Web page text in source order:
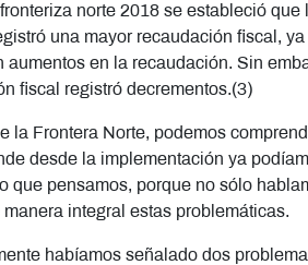
norte 2018 se estableció
una mayor recaudación fiscal,
en la recaudación. Sin
fiscal registró decrementos.(3)
la Frontera Norte, podemos
desde la implementación ya
que pensamos, porque no sólo
integral estas problemáticas.
habíamos señalado dos